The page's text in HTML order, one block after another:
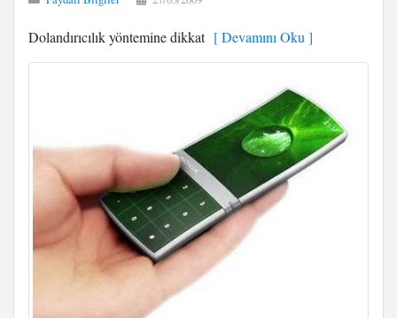
Dolandırıcılık yöntemine dikkat[ Devamını Oku ]